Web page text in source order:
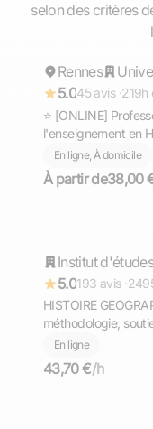
selon des critères
Répond
Gaël
Rennes
5.045 avis ·219h
⭐ [ONLINE]
l'enseignement en
programme
matières.
En ligne, À domicile
À partir de38,00
Répond
5.0193 avis ·
HISTOIRE
méthodologie,
(brevet des
En ligne
43,70 €/h